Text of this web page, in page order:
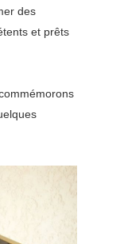
des
et prêts